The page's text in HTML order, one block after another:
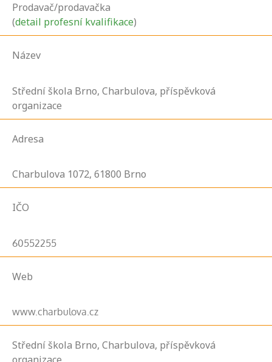
Prodavač/prodavačka
(detail profesní kvalifikace)
Název
Střední škola Brno, Charbulova, příspěvková
organizace
Adresa
Charbulova 1072, 61800 Brno
IČO
60552255
Web
www.charbulova.cz
Střední škola Brno, Charbulova, příspěvková